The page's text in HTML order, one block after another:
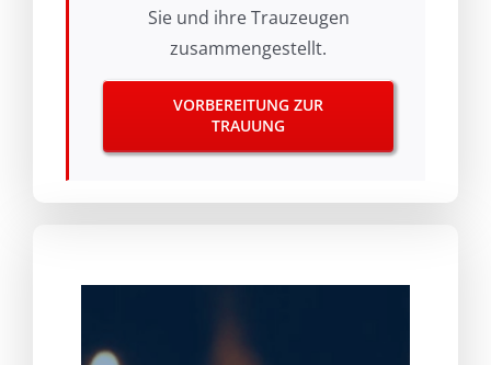
Sie und ihre Trauzeugen
zusammengestellt.
VORBEREITUNG ZUR
TRAUUNG